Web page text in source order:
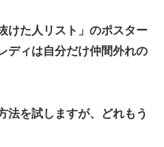
けた人リスト」のポスター
ディは自分だけ仲間外れの
法を試しますが、どれもう